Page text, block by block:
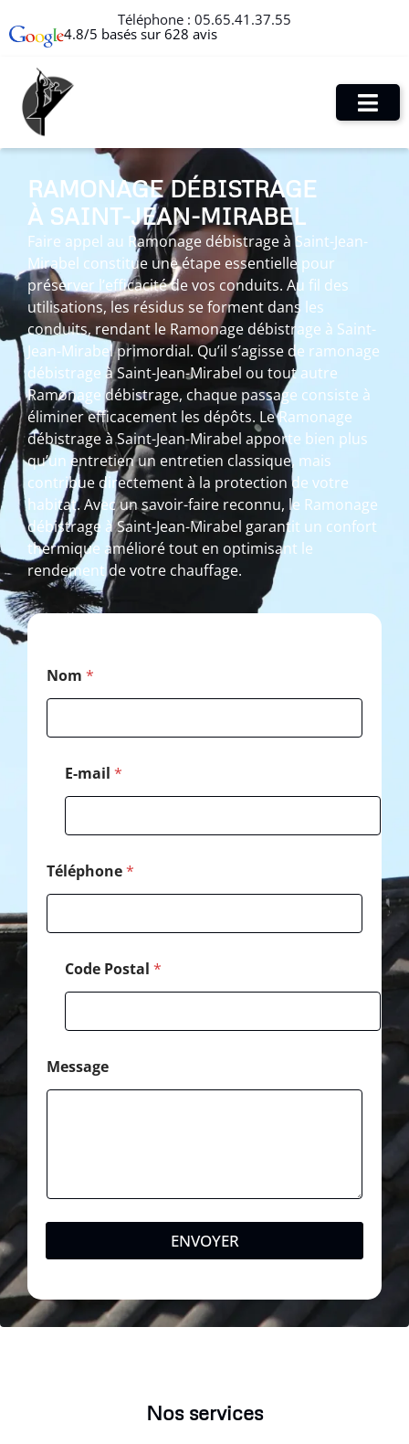
Téléphone : 05.65.41.37.55
4.8/5 basés sur 628 avis
RAMONAGE DÉBISTRAGE
À SAINT-JEAN-MIRABEL
Faire appel au Ramonage débistrage à Saint-Jean-
Mirabel constitue une étape essentielle pour
préserver l’efficacité de vos conduits. Au fil des
utilisations, les résidus se forment dans les
conduits, rendant le Ramonage débistrage à Saint-
Jean-Mirabel primordial. Qu’il s’agisse de ramonage
débistrage à Saint-Jean-Mirabel ou tout autre
Ramonage débistrage, chaque passage consiste à
éliminer efficacement les dépôts. Le Ramonage
débistrage à Saint-Jean-Mirabel apporte bien plus
qu’un entretien un entretien classique, mais
contribue directement à la protection de votre
habitat. Avec un savoir-faire reconnu, le Ramonage
débistrage à Saint-Jean-Mirabel garantit un confort
thermique amélioré tout en optimisant le
rendement de votre chauffage.
Nom *
E-mail *
Téléphone*
Code Postal *
Message
ENVOYER
Nos services